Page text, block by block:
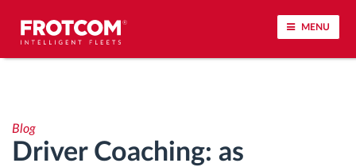
MENU
Análise do estilo de condução
Blog
Driver Coaching: as